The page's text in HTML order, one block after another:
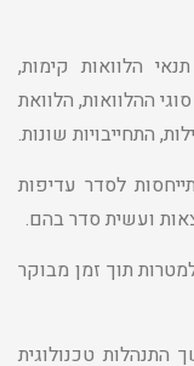
הלוואות קימות,
ההלוואות, הלוואת
התחייבויות שונות.
לסדר עדיפות
ועשית סדר בהם.
תוך זמן מבוקר
התנהלות טכנולוגית